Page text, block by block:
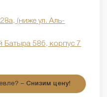
(ниже ул. Аль-
Батыра 58б, корпус 7
– Снизим цену!